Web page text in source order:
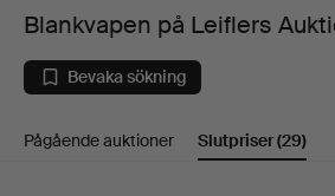
på
Leiflers
Auktionshus
Blankvapen på Leiflers
Bevaka sökning
Pågående auktioner Slutpriser(29)